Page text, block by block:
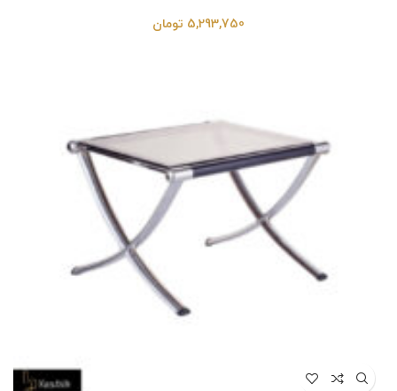
5,293,750 تومان